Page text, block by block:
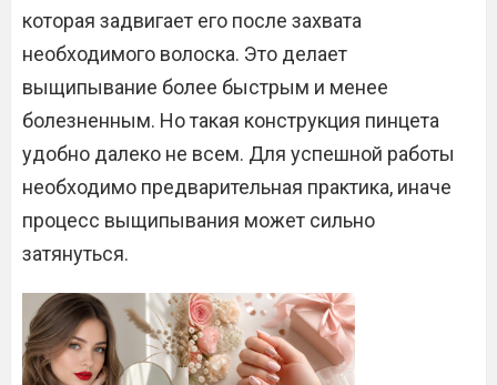
которая задвигает его после захвата
необходимого волоска. Это делает
выщипывание более быстрым и менее
болезненным. Но такая конструкция пинцета
удобно далеко не всем. Для успешной работы
необходимо предварительная практика, иначе
процесс выщипывания может сильно
затянуться.